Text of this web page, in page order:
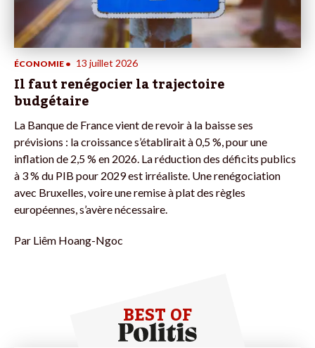
ÉCONOMIE • 13 juillet 2026
Il faut renégocier la trajectoire
budgétaire
La Banque de France vient de revoir à la baisse ses
prévisions : la croissance s’établirait à 0,5 %, pour une
inflation de 2,5 % en 2026. La réduction des déficits publics
à 3 % du PIB pour 2029 est irréaliste. Une renégociation
avec Bruxelles, voire une remise à plat des règles
européennes, s’avère nécessaire.
Par Liêm Hoang-Ngoc
BEST OF